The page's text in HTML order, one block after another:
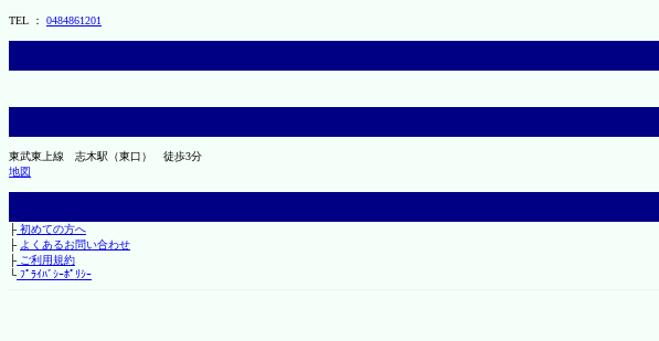
TEL ： 0484861201
東武東上線 志木駅（東口） 徒歩3分
地図
├初めての方へ
├ よくあるお問い合わせ
├ご利用規約
└ﾌﾟﾗｲﾊﾞｼｰﾎﾟﾘｼｰ